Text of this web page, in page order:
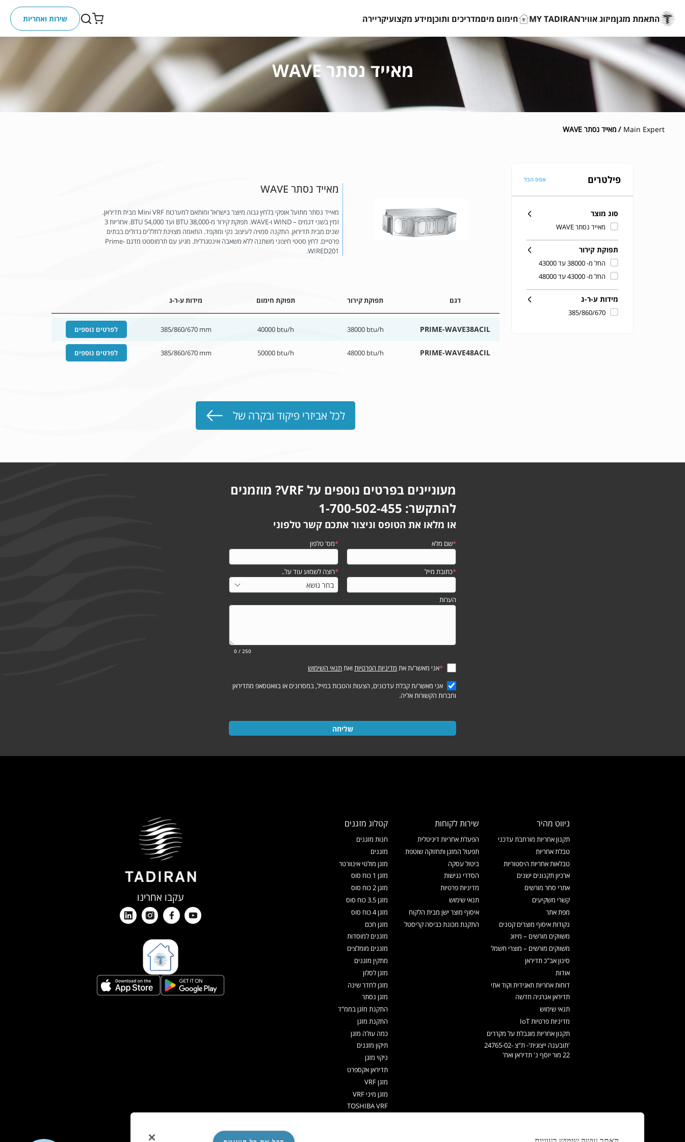
התאמת מזגןמיזוג אווירMY TADIRAN חימום מיםמדריכים ותוכןמידע מקצועיקריירה שירות ואחריות
מאייד נסתר WAVE
Main Expert / מאייד נסתר WAVE
פילטרים אפס הכל
סוג מוצר
מאייד נסתר WAVE
תפוקת קירור
החל מ- 38000 עד 43000
החל מ- 43000 עד 48000
מידות ע-ר-ג
385/860/670
מאייד נסתר WAVE
מאייד נסתר מתועל אופקי בלחץ גבוה מיוצר בישראל ומותאם למערכות Mini VRF מבית תדיראן.
זמין בשני דגמים – WIND ו-WAVE. תפוקת קירור מ-38,000 BTU ועד 54,000 BTU. אחריות 3
שנים מבית תדיראן. התקנה סמויה לעיצוב נקי ומוקפד. התאמה מצוינת לחללים גדולים בבתים
פרטיים. לחץ סטטי חיצוני משתנה ללא משאבה אינטגרלית. מגיע עם תרמוסטט מדגם Prime-
WIRED201.
דגם תפוקת קירור תפוקת חימום מידות ע-ר-ג
PRIME-WAVE38ACIL
38000 btu/h
40000 btu/h
385/860/670 mm לפרטים נוספים
PRIME-WAVE48ACIL
48000 btu/h
50000 btu/h
385/860/670 mm לפרטים נוספים
לכל אביזרי פיקוד ובקרה של
מעוניינים בפרטים נוספים על VRF? מוזמנים
להתקשר: 1-700-502-455
או מלאו את הטופס וניצור אתכם קשר טלפוני
*שם מלא *מס' טלפון
*כתובת מייל *רוצה לשמוע עוד על..
הערות
0 / 250
*אני מאשר/ת את מדיניות הפרטיות ואתתנאי השימוש
אני מאשר/ת קבלת עדכונים, הצעות והטבות במייל, במסרונים או בוואטסאפ מתדיראן
וחברות הקשורות אליה.
שליחה
ניווט מהיר
תקנון אחריות מורחבת עדכני
טבלת אחריות
טבלאות אחריות היסטוריות
ארכיון תקנונים ישנים
אתרי סחר מורשים
קשרי משקיעים
מפת אתר
נקודות איסוף מוצרים קטנים
משווקים מורשים – מיזוג
משווקים מורשים – מוצרי חשמל
סינון אב"כ תדיראן
אודות
דוחות אחריות תאגידית וקוד אתי
תדיראן אנרגיה חדשה
תנאי שימוש
מדיניות פרטיות IoT
תקנון אחריות מוגבלת על מקררים
'תובענה ייצוגית'- ת"צ 24765-02-
22 מור יוסף נ' תדיראן ואח'
שירות לקוחות
הפעלת אחריות דיגיטלית
תפעול המזגן ותחזוקה שוטפת
ביטול עסקה
הסדרי נגישות
מדיניות פרטיות
תנאי שימוש
איסוף מוצר ישן מבית הלקוח
התקנת מכונת כביסה קריסטל
קטלוג מזגנים
חנות מזגנים
מזגנים
מזגן מולטי אינוורטר
מזגן 1 כוח סוס
מזגן 2 כוח סוס
מזגן 3.5 כוח סוס
מזגן 4 כוח סוס
מזגן חכם
מזגנים למוסדות
מזגנים מומלצים
מתקין מזגנים
מזגן לסלון
מזגן לחדר שינה
מזגן נסתר
התקנת מזגן בממ"ד
התקנת מזגן
כמה עולה מזגן
תיקון מזגנים
ניקוי מזגן
תדיראן אקספרט
מזגן VRF
מזגן מיני VRF
TOSHIBA VRF
עקבו אחרינו